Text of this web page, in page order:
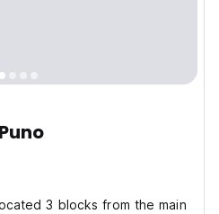
3 blocks from the main